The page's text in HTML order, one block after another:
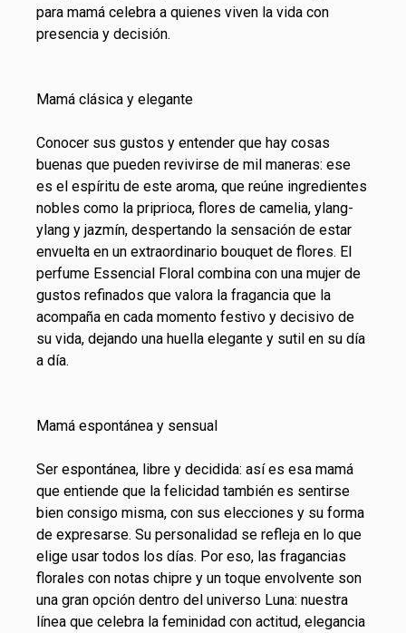
para mamá celebra a quienes viven la vida con
presencia y decisión.
Mamá clásica y elegante
Conocer sus gustos y entender que hay cosas
buenas que pueden revivirse de mil maneras: ese
es el espíritu de este aroma, que reúne ingredientes
nobles como la priprioca, flores de camelia, ylang-
ylang y jazmín, despertando la sensación de estar
envuelta en un extraordinario bouquet de flores. El
perfume Essencial Floral combina con una mujer de
gustos refinados que valora la fragancia que la
acompaña en cada momento festivo y decisivo de
su vida, dejando una huella elegante y sutil en su día
a día.
Mamá espontánea y sensual
Ser espontánea, libre y decidida: así es esa mamá
que entiende que la felicidad también es sentirse
bien consigo misma, con sus elecciones y su forma
de expresarse. Su personalidad se refleja en lo que
elige usar todos los días. Por eso, las fragancias
florales con notas chipre y un toque envolvente son
una gran opción dentro del universo Luna: nuestra
línea que celebra la feminidad con actitud, elegancia